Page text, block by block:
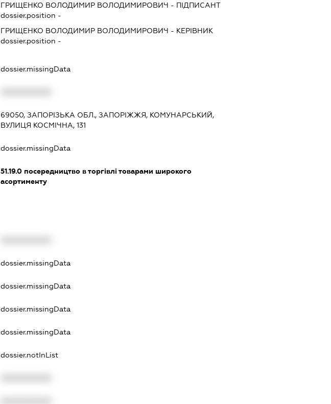
ГРИЩЕНКО ВОЛОДИМИР ВОЛОДИМИРОВИЧ - ПІДПИСАНТ
dossier.position -
ГРИЩЕНКО ВОЛОДИМИР ВОЛОДИМИРОВИЧ - КЕРІВНИК
dossier.position -
dossier.missingData
69050, ЗАПОРІЗЬКА ОБЛ., ЗАПОРІЖЖЯ, КОМУНАРСЬКИЙ,
ВУЛИЦЯ КОСМІЧНА, 131
dossier.missingData
51.19.0 посередництво в торгівлі товарами широкого
асортименту
dossier.missingData
dossier.missingData
dossier.missingData
dossier.missingData
dossier.notInList